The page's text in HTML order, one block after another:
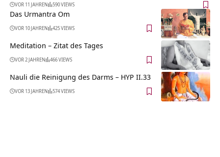
VOR 11 JAHREN 590 VIEWS
Das Urmantra Om
VOR 10 JAHREN 425 VIEWS
Meditation – Zitat des Tages
VOR 2 JAHREN 466 VIEWS
Nauli die Reinigung des Darms – HYP II.33
VOR 13 JAHREN 574 VIEWS